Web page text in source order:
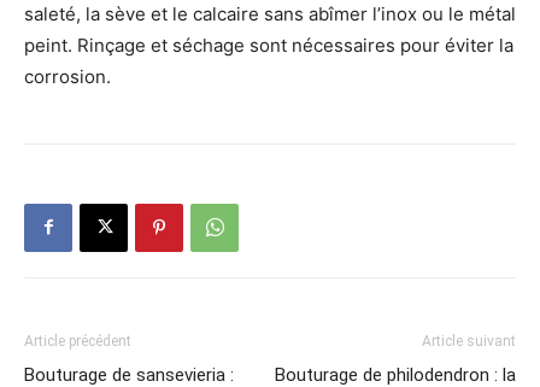
saleté, la sève et le calcaire sans abîmer l’inox ou le métal
peint. Rinçage et séchage sont nécessaires pour éviter la
corrosion.
Article précédent
Bouturage de sansevieria :
Article suivant
Bouturage de philodendron : la